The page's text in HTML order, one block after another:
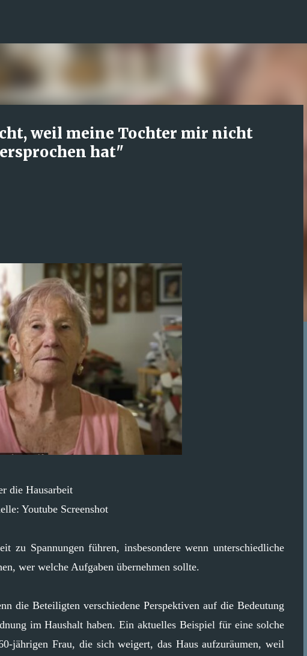
weil meine Tochter mir nicht
hat"
die Hausarbeit
Youtube Screenshot
zu Spannungen führen, insbesondere wenn unterschiedliche
wer welche Aufgaben übernehmen sollte.
die Beteiligten verschiedene Perspektiven auf die Bedeutung
im Haushalt haben. Ein aktuelles Beispiel für eine solche
jährigen Frau, die sich weigert, das Haus aufzuräumen, weil